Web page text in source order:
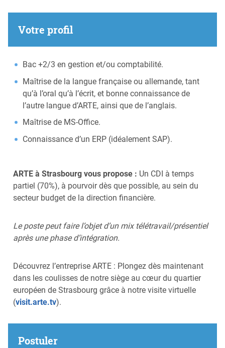
Votre profil
Bac +2/3 en gestion et/ou comptabilité.
Maîtrise de la langue française ou allemande, tant
qu’à l’oral qu’à l’écrit, et bonne connaissance de
l’autre langue d’ARTE, ainsi que de l’anglais.
Maîtrise de MS-Office.
Connaissance d’un ERP (idéalement SAP).
ARTE à Strasbourg vous propose : Un CDI à temps
partiel (70%), à pourvoir dès que possible, au sein du
secteur budget de la direction financière.
Le poste peut faire l’objet d’un mix télétravail/présentiel
après une phase d’intégration.
Découvrez l’entreprise ARTE : Plongez dès maintenant
dans les coulisses de notre siège au cœur du quartier
européen de Strasbourg grâce à notre visite virtuelle
(visit.arte.tv).
Postuler